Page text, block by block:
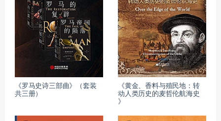
《罗马史诗三部曲》（套装
共三册）
《黄金、香料与殖民地：转
动人类历史的麦哲伦航海史
》